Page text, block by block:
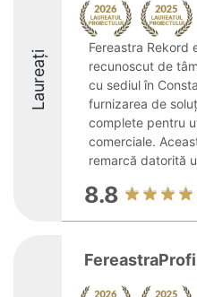
Laureați
Fereastra Rekord
recunoscut de
cu sediul în
furnizarea de
complete pentru
comerciale.
remarcă datorită
8.8
FereastraProfi